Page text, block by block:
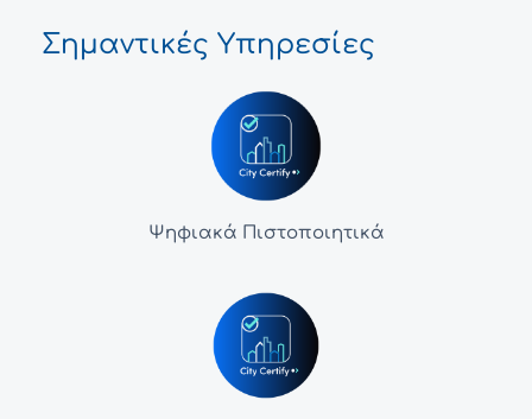
Σημαντικές Υπηρεσίες
Ψηφιακά Πιστοποιητικά